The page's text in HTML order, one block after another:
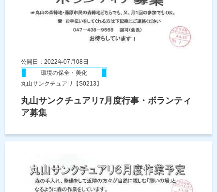
公開日：2022年07月08日
環境の保全・美化
丸山サンクチュアリ【S0213】
丸山サンクチュアリ7月度行事・ボランティ
ア募集